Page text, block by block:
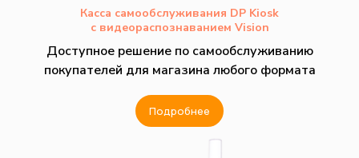
Касса самообслуживания DP Kiosk
с видеораспознаванием Vision
Доступное решение по самообслуживанию
покупателей для магазина любого формата
Подробнее